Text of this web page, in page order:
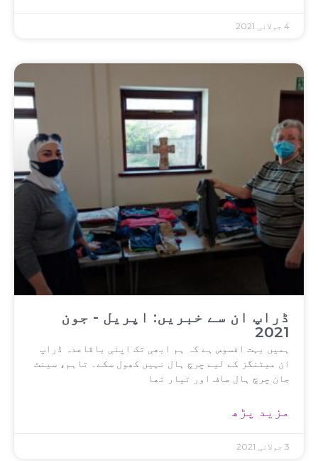
4 جولائی 2021
ڈراپ ان سے خبریں: اپریل - جون
2021
ہمیں بہت افسوس ہے کہ ہم ابھی تک اپنی باقاعدہ ڈراپ
ان میٹنگز کے لیے چرچ ہال نہیں کھول سکے۔ تاہم، سینٹ
جان چرچ ہال صاف اور تیار تھا
مزید پڑھ
3 جولائی 2021